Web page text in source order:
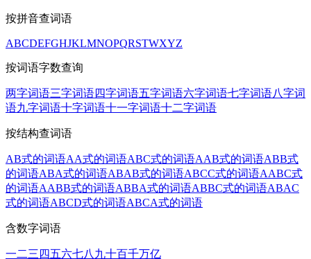
按拼音查词语
ABCDEFGHJKLMNOPQRSTWXYZ
按词语字数查询
两字词语三字词语四字词语五字词语六字词语七字词语八字词
语九字词语十字词语十一字词语十二字词语
按结构查词语
AB式的词语AA式的词语ABC式的词语AAB式的词语ABB式
的词语ABA式的词语ABAB式的词语ABCC式的词语AABC式
的词语AABB式的词语ABBA式的词语ABBC式的词语ABAC
式的词语ABCD式的词语ABCA式的词语
含数字词语
一二三 四五六七八 九十百千万亿